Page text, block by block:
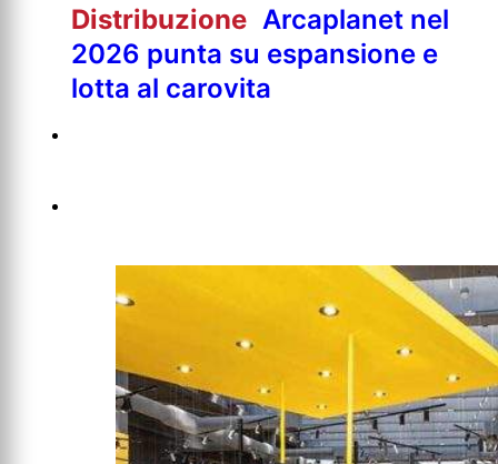
Distribuzione Arcaplanet nel
2026 punta su espansione e
lotta al carovita